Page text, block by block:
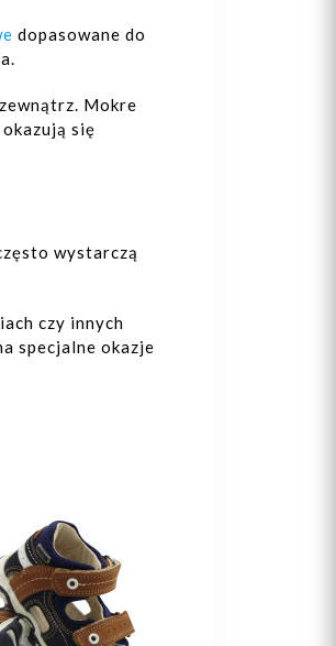
dopasowane do
Mokre
się
wystarczą
czy innych
specjalne okazje